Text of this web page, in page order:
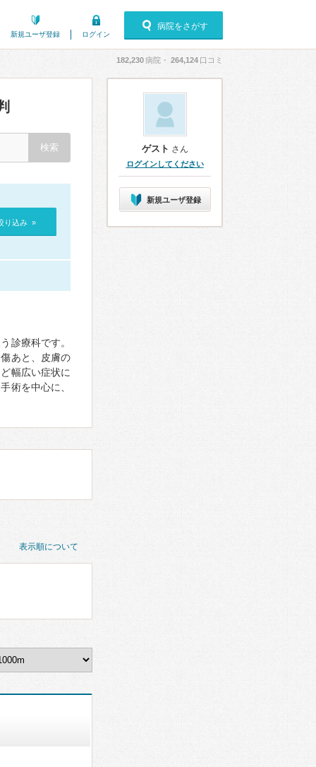
新規ユーザ登録 ログイン
病院をさがす
182,230病院・ 264,124 口コミ
り込み »
診療科です。
あと、皮膚の
幅広い症状に
術を中心に、
表示順について
ゲスト さん
ログインしてください
新規ユーザ登録